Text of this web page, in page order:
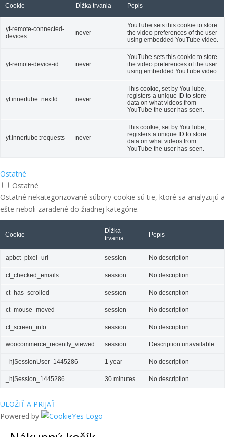
Cookie Dĺžka trvania Popis
yt-remote-connected-
devices
never
YouTube sets this cookie to store
the video preferences of the user
using embedded YouTube video.
yt-remote-device-id never
YouTube sets this cookie to store
the video preferences of the user
using embedded YouTube video.
yt.innertube::nextId never
This cookie, set by YouTube,
registers a unique ID to store
data on what videos from
YouTube the user has seen.
yt.innertube::requests never
This cookie, set by YouTube,
registers a unique ID to store
data on what videos from
YouTube the user has seen.
Ostatné
Ostatné
Ostatné nekategorizované súbory cookie sú tie, ktoré sa analyzujú a
ešte neboli zaradené do žiadnej kategórie.
Cookie
Dĺžka
trvania
Popis
apbct_pixel_url session No description
ct_checked_emails session No description
ct_has_scrolled session No description
ct_mouse_moved session No description
ct_screen_info session No description
woocommerce_recently_viewed session Description unavailable.
_hjSessionUser_1445286 1 year No description
_hjSession_1445286 30 minutes No description
ULOŽIŤ A PRIJAŤ
Powered by